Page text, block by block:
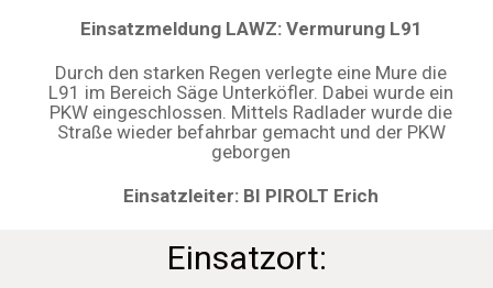
Einsatzmeldung LAWZ: Vermurung L91
Durch den starken Regen verlegte eine Mure die
L91 im Bereich Säge Unterköfler. Dabei wurde ein
PKW eingeschlossen. Mittels Radlader wurde die
Straße wieder befahrbar gemacht und der PKW
geborgen
Einsatzleiter: BI PIROLT Erich
Einsatzort: